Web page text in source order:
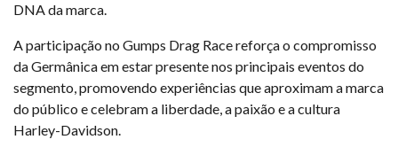
DNA da marca.
A participação no Gumps Drag Race reforça o compromisso
da Germânica em estar presente nos principais eventos do
segmento, promovendo experiências que aproximam a marca
do público e celebram a liberdade, a paixão e a cultura
Harley-Davidson.